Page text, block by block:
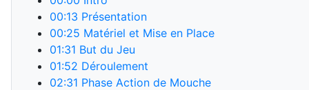
00:13 Présentation
00:25 Matériel et Mise en Place
01:31 But du Jeu
01:52 Déroulement
02:31 Phase Action de Mouche